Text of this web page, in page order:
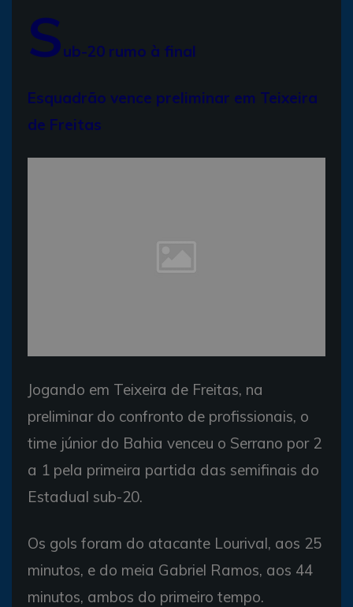
Sub-20 rumo à final
Esquadrão vence preliminar em Teixeira
de Freitas
Jogando em Teixeira de Freitas, na
preliminar do confronto de profissionais, o
time júnior do Bahia venceu o Serrano por 2
a 1 pela primeira partida das semifinais do
Estadual sub-20.
Os gols foram do atacante Lourival, aos 25
minutos, e do meia Gabriel Ramos, aos 44
minutos, ambos do primeiro tempo.